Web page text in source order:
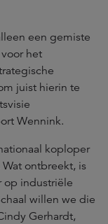
een gemiste
het
juist hierin te
Wennink.
koploper
ontbreekt, is
op industriële
willen we die
Gerhardt,